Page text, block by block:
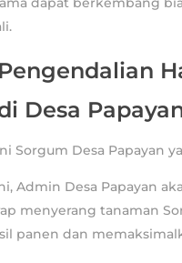
Desa
Sorgum Desa Papayan
Admin Desa Papayan
menyerang tanaman
panen dan